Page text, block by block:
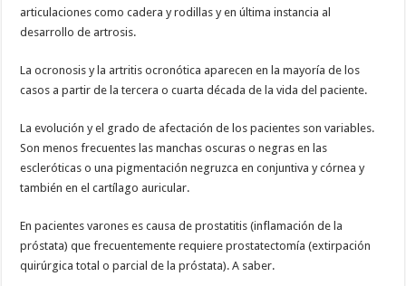
articulaciones como cadera y rodillas y en última instancia al
desarrollo de artrosis.
La ocronosis y la artritis ocronótica aparecen en la mayoría de los
casos a partir de la tercera o cuarta década de la vida del paciente.
La evolución y el grado de afectación de los pacientes son variables.
Son menos frecuentes las manchas oscuras o negras en las
escleróticas o una pigmentación negruzca en conjuntiva y córnea y
también en el cartílago auricular.
En pacientes varones es causa de prostatitis (inflamación de la
próstata) que frecuentemente requiere prostatectomía (extirpación
quirúrgica total o parcial de la próstata). A saber.